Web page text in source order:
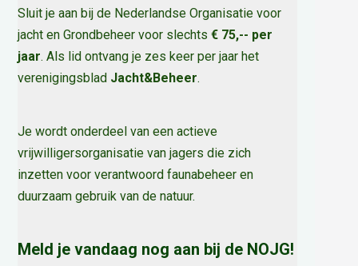
Sluit je aan bij de Nederlandse Organisatie voor
jacht en Grondbeheer voor slechts€ 75,-- per
jaar. Als lid ontvang je zes keer per jaar het
verenigingsblad Jacht&Beheer.
Je wordt onderdeel van een actieve
vrijwilligersorganisatie van jagers die zich
inzetten voor verantwoord faunabeheer en
duurzaam gebruik van de natuur.
Meld je vandaag nog aan bij de NOJG!